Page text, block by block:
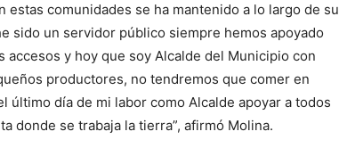
comunidades se ha mantenido a lo largo de su
sido un servidor público siempre hemos apoyado
y hoy que soy Alcalde del Municipio con
productores, no tendremos que comer en
último día de mi labor como Alcalde apoyar a todos
donde se trabaja la tierra”, afirmó Molina.